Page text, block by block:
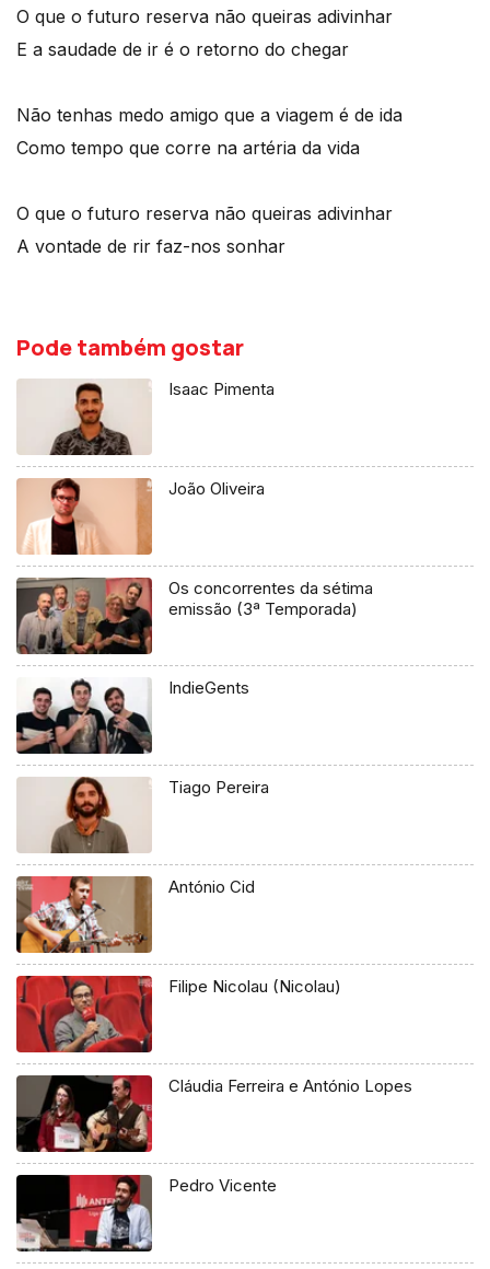
O que o futuro reserva não queiras adivinhar
E a saudade de ir é o retorno do chegar
Não tenhas medo amigo que a viagem é de ida
Como tempo que corre na artéria da vida
O que o futuro reserva não queiras adivinhar
A vontade de rir faz-nos sonhar
Pode também gostar
Isaac Pimenta
João Oliveira
Os concorrentes da sétima
emissão (3ª Temporada)
IndieGents
Tiago Pereira
António Cid
Filipe Nicolau (Nicolau)
Cláudia Ferreira e António Lopes
Pedro Vicente